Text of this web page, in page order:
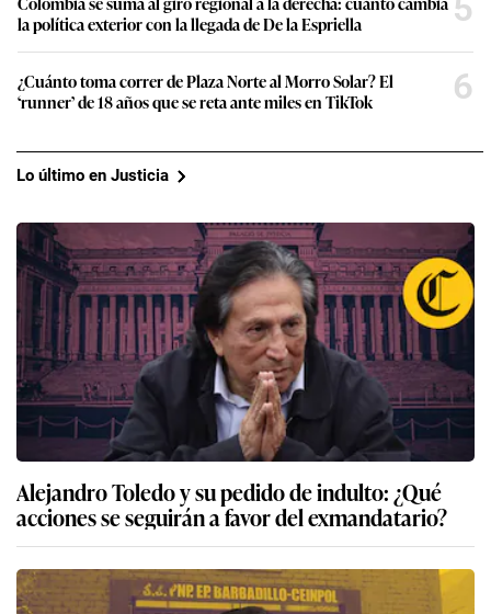
la política exterior con la llegada de De la Espriella
¿Cuánto toma correr de Plaza Norte al Morro Solar? El
‘runner’ de 18 años que se reta ante miles en TikTok
6
Lo último en Justicia
Alejandro Toledo y su pedido de indulto: ¿Qué
acciones se seguirán a favor del exmandatario?